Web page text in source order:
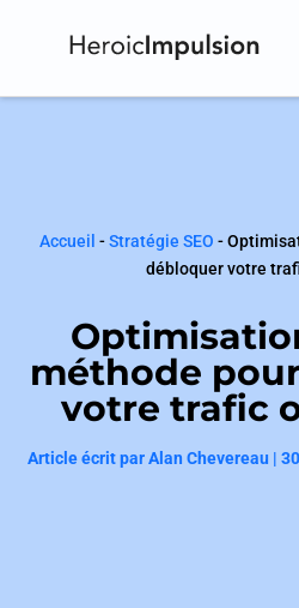
Accueil -Stratégie SEO -
débloquer votre
méthode
votre trafic
Article écrit parAlan Chevereau |